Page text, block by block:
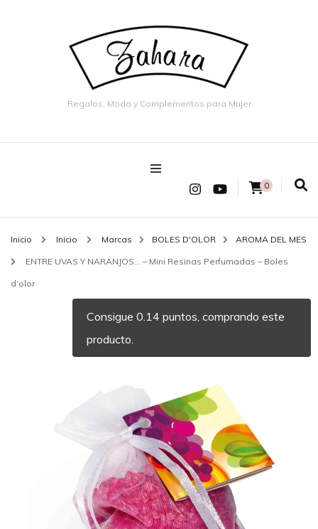
Regalos, Moda y Complementos para Mujer
0
Inicio Inicio Marcas BOLES D'OLOR AROMA DEL MES
ENTRE UVAS Y NARANJOS… – Mini Resinas Perfumadas – Boles
d’olor
Consigue 0.14 puntos, comprando este
producto.